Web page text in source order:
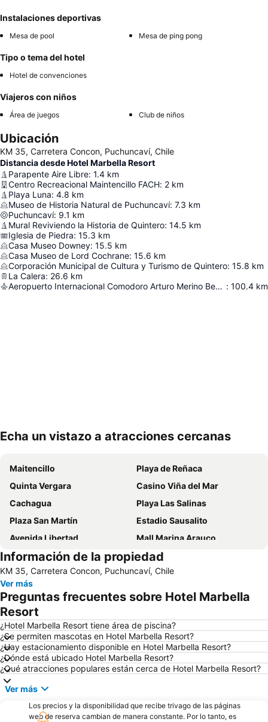
Instalaciones deportivas
Mesa de pool Mesa de ping pong
Tipo o tema del hotel
Hotel de convenciones
Viajeros con niños
Área de juegos Club de niños
Ubicación
KM 35, Carretera Concon, Puchuncaví, Chile
Distancia desde Hotel Marbella Resort
Parapente Aire Libre: 1.4 km
Centro Recreacional Maintencillo FACH: 2 km
Playa Luna: 4.8 km
Museo de Historia Natural de Puchuncaví: 7.3 km
Puchuncaví: 9.1 km
Mural Reviviendo la Historia de Quintero: 14.5 km
Iglesia de Piedra: 15.3 km
Casa Museo Downey: 15.5 km
Casa Museo de Lord Cochrane: 15.6 km
Corporación Municipal de Cultura y Turismo de Quintero: 15.8 km
La Calera: 26.6 km
Aeropuerto Internacional Comodoro Arturo Merino Benítez : 100.4 km
Echa un vistazo a atracciones cercanas
Maitencillo
Playa de Reñaca
Quinta Vergara
Casino Viña del Mar
Cachagua
Playa Las Salinas
Plaza San Martín
Estadio Sausalito
Avenida Libertad
Mall Marina Arauco
Zapallar
Cerro Alegre
Valparaíso Sporting Club
Jardín Botánico
Festival Internacional de la Canción
Parque Reloj de Flores
Universidad Técnica Federico Santa María
Playa Acapulco
Playa Cochoa
Teatro Municipal
Miramar
Plaza José Francisco Vergara
Playa el Sol
Caleta Abarca
Puerto de Valparaiso
Muelle Vergara
Aeropuerto Viña del Mar
Laguna Sausalito
Información de la propiedad
KM 35, Carretera Concon, Puchuncaví, Chile
Ver más
Preguntas frecuentes sobre Hotel Marbella
Resort
¿Hotel Marbella Resort tiene área de piscina?
¿Se permiten mascotas en Hotel Marbella Resort?
¿Hay estacionamiento disponible en Hotel Marbella Resort?
¿Dónde está ubicado Hotel Marbella Resort?
¿Qué atracciones populares están cerca de Hotel Marbella Resort?
Ver más
Los precios y la disponibilidad que recibe trivago de las páginas
web de reserva cambian de manera constante. Por lo tanto, es